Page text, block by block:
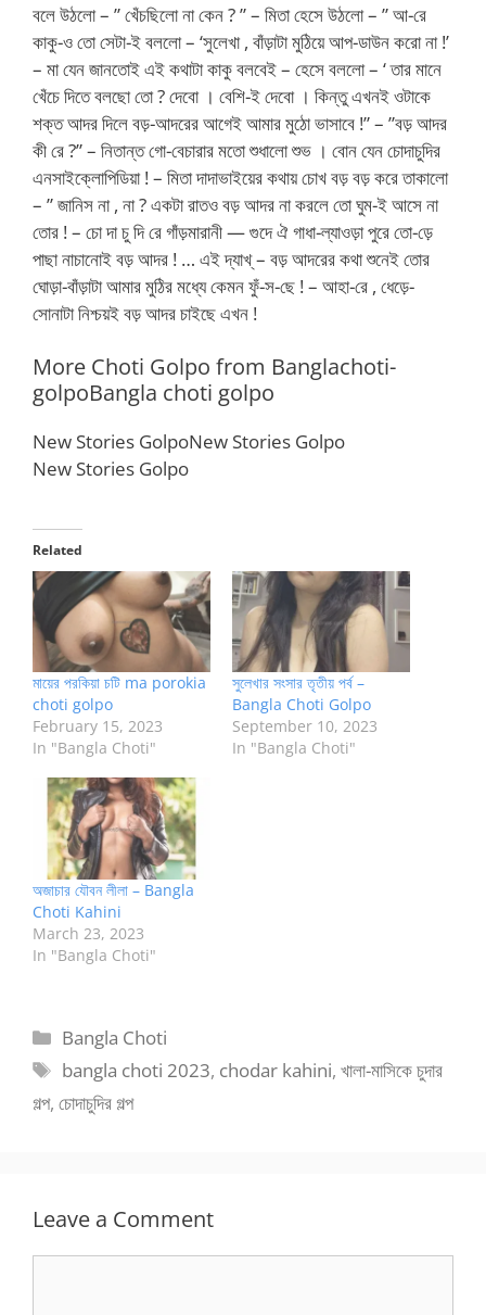
বলে উঠলো – ” খেঁচছিলো না কেন ? ” – মিতা হেসে উঠলো – ” আ-রে
কাকু-ও তো সেটা-ই বললো – ‘সুলেখা , বাঁড়াটা মুঠিয়ে আপ-ডাউন করো না !’
– মা যেন জানতোই এই কথাটা কাকু বলবেই – হেসে বললো – ‘ তার মানে
খেঁচে দিতে বলছো তো ? দেবো । বেশি-ই দেবো । কিন্তু এখনই ওটাকে
শক্ত আদর দিলে বড়-আদরের আগেই আমার মুঠো ভাসাবে !” – ”বড় আদর
কী রে ?” – নিতান্ত গো-বেচারার মতো শুধালো শুভ । বোন যেন চোদাচুদির
এনসাইক্লোপিডিয়া ! – মিতা দাদাভাইয়ের কথায় চোখ বড় বড় করে তাকালো
– ” জানিস না , না ? একটা রাতও বড় আদর না করলে তো ঘুম-ই আসে না
তোর ! – চো দা চু দি রে গাঁড়মারানী — গুদে ঐ গাধা-ল্যাওড়া পুরে তো-ড়ে
পাছা নাচানোই বড় আদর ! … এই দ্যাখ্ – বড় আদরের কথা শুনেই তোর
ঘোড়া-বাঁড়াটা আমার মুঠির মধ্যে কেমন ফুঁ-স-ছে ! – আহা-রে , ধেড়ে-
সোনাটা নিশ্চয়ই বড় আদর চাইছে এখন !
More Choti Golpo from Banglachoti-
golpoBangla choti golpo
New Stories GolpoNew Stories Golpo
New Stories Golpo
Related
মায়ের পরকিয়া চটি ma porokia
choti golpo
February 15, 2023
In "Bangla Choti"
সুলেখার সংসার তৃতীয় পর্ব –
Bangla Choti Golpo
September 10, 2023
In "Bangla Choti"
অজাচার যৌবন লীলা – Bangla
Choti Kahini
March 23, 2023
In "Bangla Choti"
Categories
Bangla Choti
Tags
bangla choti 2023, chodar kahini,খালা-মাসিকে চুদার
গল্প, চোদাচুদির গল্প
Leave a Comment